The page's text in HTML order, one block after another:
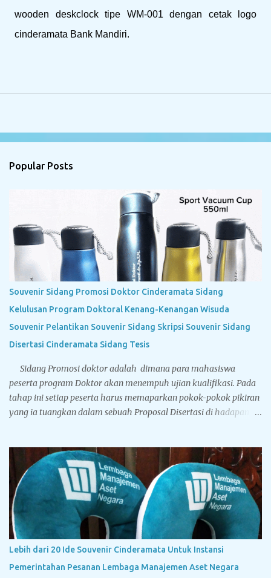
wooden deskclock tipe WM-001 dengan cetak logo
cinderamata Bank Mandiri.
Popular Posts
Souvenir Sidang Promosi Doktor Cinderamata Sidang
Kelulusan Program Doktoral Kenang-Kenangan Wisuda
Souvenir Pelantikan Souvenir Sidang Skripsi Souvenir Sidang
Disertasi Cinderamata Sidang Tesis
Sidang Promosi doktor adalah dimana para mahasiswa
peserta program Doktor akan menempuh ujian kualifikasi. Pada
tahap ini setiap peserta harus memaparkan pokok-pokok pikiran
yang ia tuangkan dalam sebuah Proposal Disertasi di hadapan
ditindaklanjuti menjadi sebuah Disertasi, maka peserta berhak
menyandang titel Kandidat Doktor. Tegarcrafts sebagai
perusahaan spesialis penyedia souvenir untuk instansi
pemerintahan, swasta dan perbankan juga menyediakan
berbagai macam souvenir untuk sidang doktor yang bisa
disesuaikan dengan bugdet dan kebutuhan Anda. Sport vacuum
cup, botol minum stainless steel dinding ganda yang memiliki
dari kaca. Terbuat dari stainless steel BPA free hadir dengan lima
Lebih dari 20 Ide Souvenir Cinderamata Untuk Instansi
Pemerintahan Pesanan Lembaga Manajemen Aset Negara